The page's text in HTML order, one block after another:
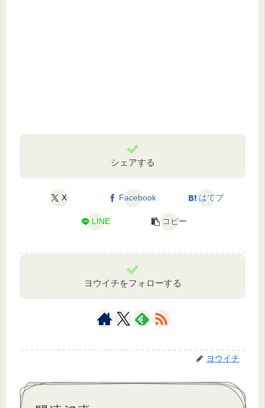
シェアする
X Facebook はてブ
LINE コピー
ヨウイチをフォローする
ヨウイチ